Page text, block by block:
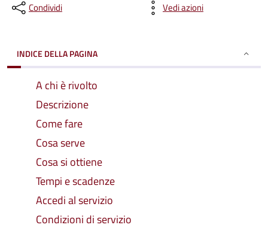
Condividi Vedi azioni
INDICE DELLA PAGINA
A chi è rivolto
Descrizione
Come fare
Cosa serve
Cosa si ottiene
Tempi e scadenze
Accedi al servizio
Condizioni di servizio